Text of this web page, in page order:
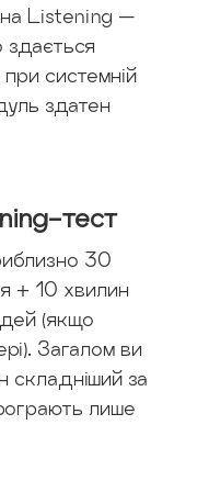
Listening —
здається
системній
здатен
тест
30
+ 10 хвилин
(якщо
Загалом ви
складніший за
лише